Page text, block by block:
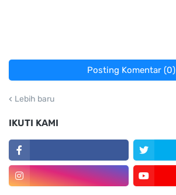
Posting Komentar (0)
Lebih baru
IKUTI KAMI